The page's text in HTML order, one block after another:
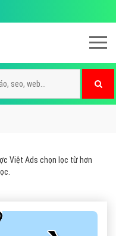
Việt Ads chọn lọc từ hơn